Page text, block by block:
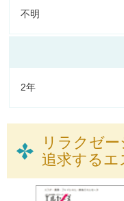
不明
2年
リラクゼ
追求するエ